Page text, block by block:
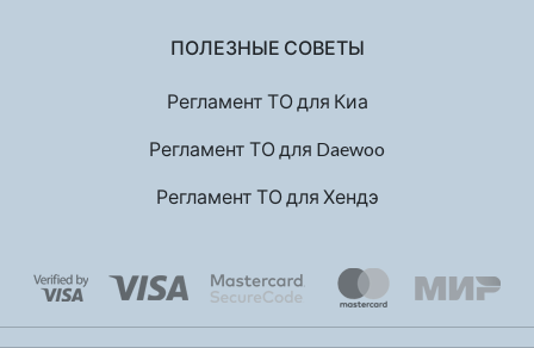
ПОЛЕЗНЫЕ СОВЕТЫ
Регламент ТО для Киа
Регламент ТО для Daewoo
Регламент ТО для Хендэ